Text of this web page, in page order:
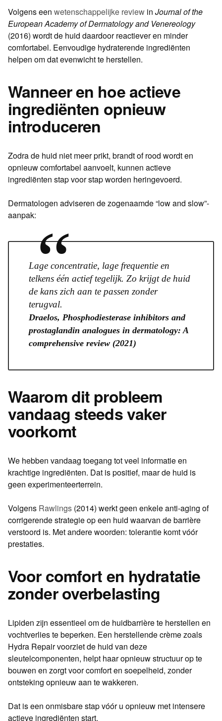
Volgens een wetenschappelijke review in Journal of the
European Academy of Dermatology and Venereology
(2016) wordt de huid daardoor reactiever en minder
comfortabel. Eenvoudige hydraterende ingrediënten
helpen om dat evenwicht te herstellen.
Wanneer en hoe actieve
ingrediënten opnieuw
introduceren
Zodra de huid niet meer prikt, brandt of rood wordt en
opnieuw comfortabel aanvoelt, kunnen actieve
ingrediënten stap voor stap worden heringevoerd.
Dermatologen adviseren de zogenaamde “low and slow”-
aanpak:
“
Lage concentratie, lage frequentie en
telkens één actief tegelijk. Zo krijgt de huid
de kans zich aan te passen zonder
terugval.
Draelos, Phosphodiesterase inhibitors and
prostaglandin analogues in dermatology: A
comprehensive review (2021)
Waarom dit probleem
vandaag steeds vaker
voorkomt
We hebben vandaag toegang tot veel informatie en
krachtige ingrediënten. Dat is positief, maar de huid is
geen experimenteerterrein.
Volgens Rawlings (2014) werkt geen enkele anti-aging of
corrigerende strategie op een huid waarvan de barrière
verstoord is. Met andere woorden: tolerantie komt vóór
prestaties.
Voor comfort en hydratatie
zonder overbelasting
Lipiden zijn essentieel om de huidbarrière te herstellen en
vochtverlies te beperken. Een herstellende crème zoals
Hydra Repair voorziet de huid van deze
sleutelcomponenten, helpt haar opnieuw structuur op te
bouwen en zorgt voor comfort en soepelheid, zonder
ontsteking opnieuw aan te wakkeren.
Dat is een onmisbare stap vóór u opnieuw met intensere
actieve ingrediënten start.